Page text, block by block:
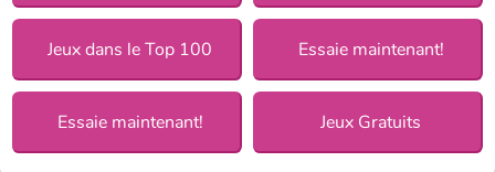
Jeux dans le Top 100 Essaie maintenant!
Essaie maintenant! Jeux Gratuits